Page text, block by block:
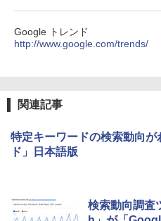
Google トレンド
http://www.google.com/trends/
関連記事
特定キーワードの検索動向
ド」日本語版
検索動向調査